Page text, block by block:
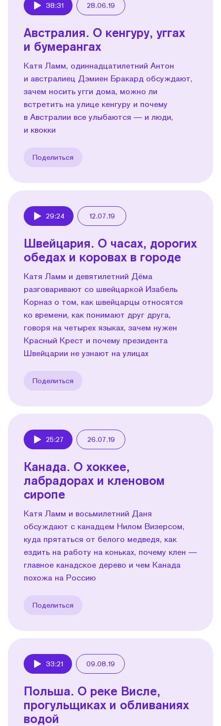
38:31 28.06.19
Австралия. О кенгуру, уггах
и бумерангах
Катя Ламм, одиннадцатилетний Антон
и австралиец Дэмиен Бракард обсуждают,
зачем носить угги дома, можно ли
встретить на улице кенгуру и почему
в Австралии все улыбаются — и люди,
и квокки
Поделиться
29:24 12.07.19
Швейцария. О часах, дорогих
обедах и коровах в городе
Катя Ламм и девятилетний Дёма
разговаривают со швейцаркой Изабель
Корназ о том, как швейцарцы относятся
ко времени, как понимают друг друга,
говоря на четырех языках, зачем нужен
Красный Крест и почему президента
Швейцарии не узнают на улицах
Поделиться
25:27 26.07.19
Канада. О хоккее,
лабрадорах и кленовом
сиропе
Катя Ламм и восьмилетний Даня
обсуждают с канадцем Нилом Визерсом,
куда прятаться от белого медведя, как
ездить на работу на коньках, почему клен —
главное канадское дерево и чем Канада
похожа на Россию
Поделиться
33:21 09.08.19
Польша. О реке Висле,
прогульщиках и обливаниях
водой